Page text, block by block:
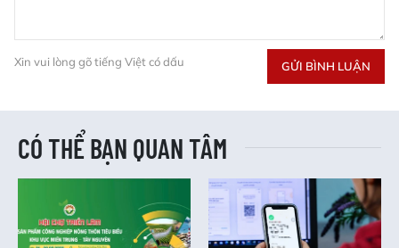
Xin vui lòng gõ tiếng Việt có dấu GỬI BÌNH LUẬN
CÓ THỂ BẠN QUAN TÂM